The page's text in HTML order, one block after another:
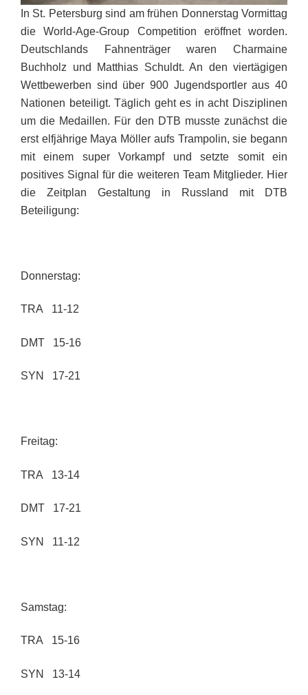
In St. Petersburg sind am frühen Donnerstag Vormittag
die World-Age-Group Competition eröffnet worden.
Deutschlands Fahnenträger waren Charmaine
Buchholz und Matthias Schuldt. An den viertägigen
Wettbewerben sind über 900 Jugendsportler aus 40
Nationen beteiligt. Täglich geht es in acht Disziplinen
um die Medaillen. Für den DTB musste zunächst die
erst elfjährige Maya Möller aufs Trampolin, sie begann
mit einem super Vorkampf und setzte somit ein
positives Signal für die weiteren Team Mitglieder. Hier
die Zeitplan Gestaltung in Russland mit DTB
Beteiligung:
Donnerstag:
TRA 11-12
DMT 15-16
SYN 17-21
Freitag:
TRA 13-14
DMT 17-21
SYN 11-12
Samstag:
TRA 15-16
SYN 13-14